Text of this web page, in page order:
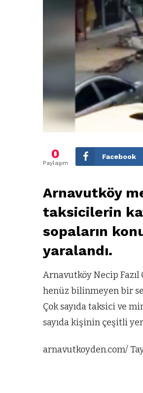
0
Paylaşım
Facebook
Arnavutköy
taksicilerin
sopaların
yaralandı.
Arnavutköy Necip
henüz bilinmeyen bir
Çok sayıda taksici ve
sayıda kişinin çeşitli
arnavutkoyden.com/